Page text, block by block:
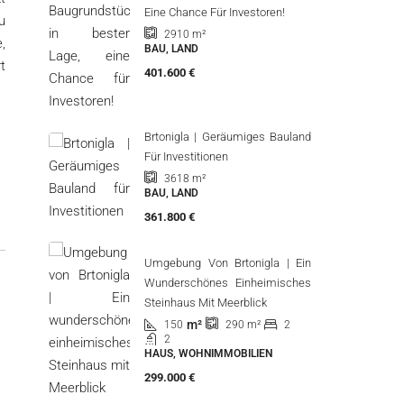
Eine Chance Für Investoren!
2910 m²
BAU, LAND
401.600 €
Brtonigla | Geräumiges Bauland
Für Investitionen
3618 m²
BAU, LAND
361.800 €
Umgebung Von Brtonigla | Ein
Wunderschönes Einheimisches
Steinhaus Mit Meerblick
150 m² 290 m²
2
2
HAUS, WOHNIMMOBILIEN
299.000 €